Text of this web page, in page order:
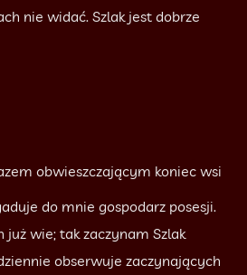
nie widać. Szlak jest dobrze
obwieszczającym koniec wsi
do mnie gospodarz posesji.
wie; tak zaczynam Szlak
obserwuje zaczynających